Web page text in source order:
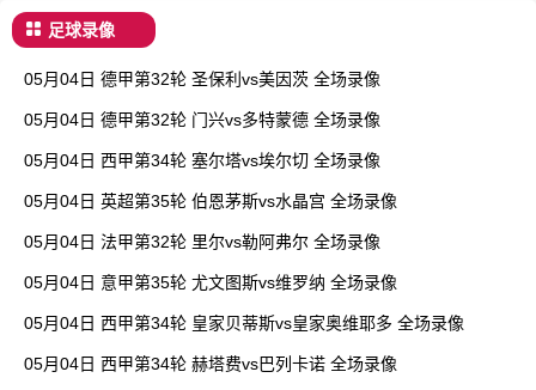
足球录像
05月04日 德甲第32轮 圣保利vs美因茨 全场录像
05月04日 德甲第32轮 门兴vs多特蒙德 全场录像
05月04日 西甲第34轮 塞尔塔vs埃尔切 全场录像
05月04日 英超第35轮 伯恩茅斯vs水晶宫 全场录像
05月04日 法甲第32轮 里尔vs勒阿弗尔 全场录像
05月04日 意甲第35轮 尤文图斯vs维罗纳 全场录像
05月04日 西甲第34轮 皇家贝蒂斯vs皇家奥维耶多 全场录像
05月04日 西甲第34轮 赫塔费vs巴列卡诺 全场录像